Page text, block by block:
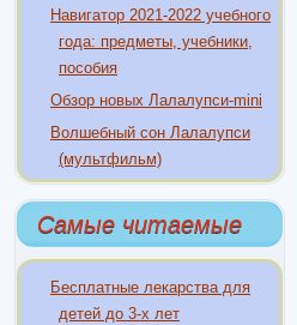
Навигатор 2021-2022 учебного
года: предметы, учебники,
пособия
Обзор новых Лалалупси-mini
Волшебный сон Лалалупси
(мультфильм)
Самые читаемые
Бесплатные лекарства для
детей до 3-х лет